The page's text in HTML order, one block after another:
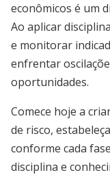
econômicos é um
Ao aplicar
e monitorar
enfrentar
oportunidades.
Comece hoje a
de risco,
conforme cada
disciplina e